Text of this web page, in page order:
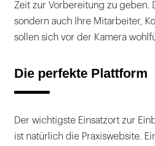
Zeit zur Vorbereitung zu geben.
sondern auch Ihre Mitarbeiter,
sollen sich vor der Kamera
Die perfekte Plattform
Der wichtigste Einsatzort zur
ist natürlich die Praxiswebsite.